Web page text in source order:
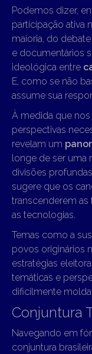
Podemos dizer,
participação ativa
maioria, do
e documentários
ideológica entre
E, como se não
assume sua
À medida que
perspectivas
revelam um
longe de ser uma
divisões
sugere que os
transcenderem
as tecnologias.
Temas como a
povos originários
estratégias
temáticas e
dificilmente
Conjuntura
Navegando em
conjuntura